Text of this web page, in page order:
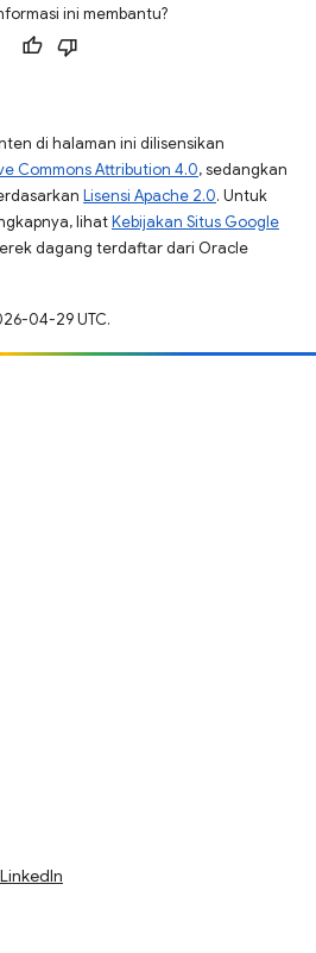
ini membantu?
di halaman ini dilisensikan
Commons Attribution 4.0, sedangkan
Lisensi Apache 2.0. Untuk
lihatKebijakan Situs Google
dagang terdaftar dari Oracle
04-29 UTC.